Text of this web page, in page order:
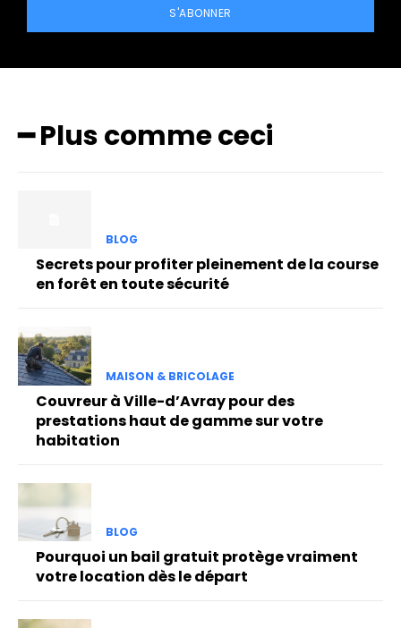
S'ABONNER
━ Plus comme ceci
BLOG
Secrets pour profiter pleinement de la course
en forêt en toute sécurité
MAISON & BRICOLAGE
Couvreur à Ville-d’Avray pour des
prestations haut de gamme sur votre
habitation
BLOG
Pourquoi un bail gratuit protège vraiment
votre location dès le départ